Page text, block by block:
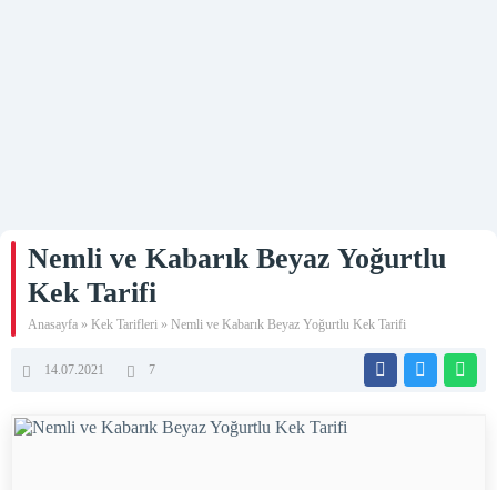
Nemli ve Kabarık Beyaz Yoğurtlu
Kek Tarifi
Anasayfa » Kek Tarifleri » Nemli ve Kabarık Beyaz Yoğurtlu Kek Tarifi
14.07.2021 7